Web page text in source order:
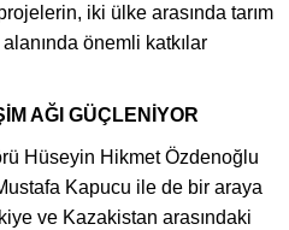
iki ülke arasında tarım
önemli katkılar
AĞI GÜÇLENİYOR
Hüseyin Hikmet Özdenoğlu
Kapucu ile de bir araya
ve Kazakistan arasındaki